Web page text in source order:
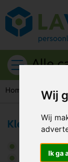
Wij
Wij
Ik ga
Alle
Home Caps
Kleding &
Accessoires